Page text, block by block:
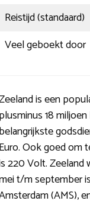
Reistijd (standaard)
Veel geboekt door
is een
plusminus 18
belangrijkste
Euro. Ook goed om
220 Volt. Zeeland
t/m september
(AMS),